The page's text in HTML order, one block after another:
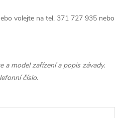
volejte na tel. 371 727 935 nebo
a model zařízení a popis závady.
číslo.